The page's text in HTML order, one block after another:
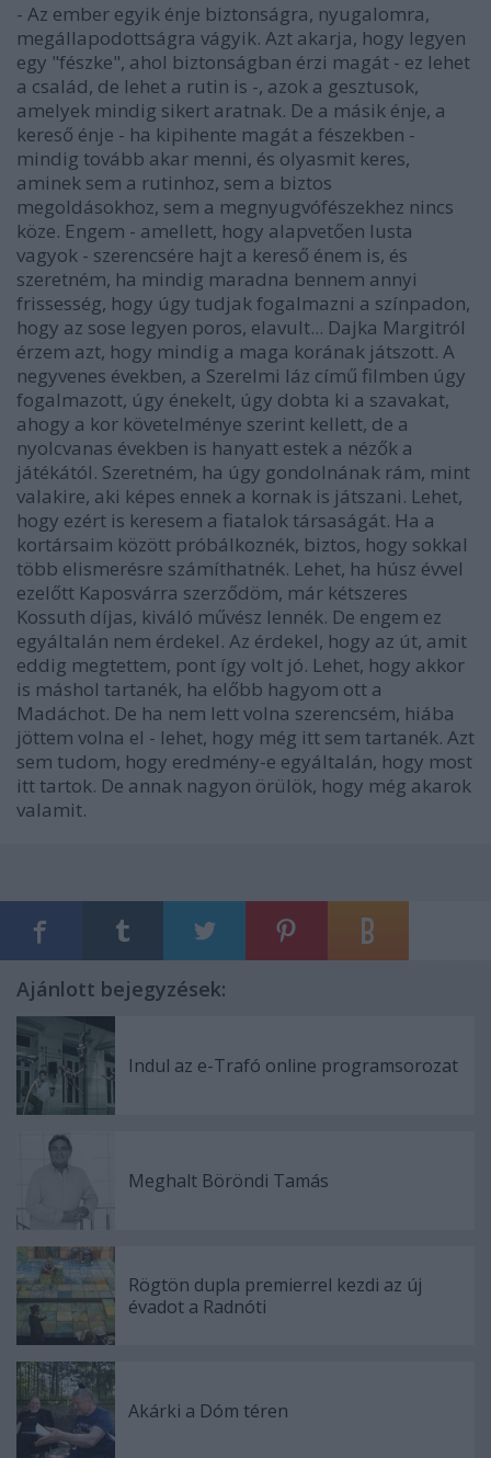
- Az ember egyik énje biztonságra, nyugalomra,
megállapodottságra vágyik. Azt akarja, hogy legyen
egy "fészke", ahol biztonságban érzi magát - ez lehet
a család, de lehet a rutin is -, azok a gesztusok,
amelyek mindig sikert aratnak. De a másik énje, a
kereső énje - ha kipihente magát a fészekben -
mindig tovább akar menni, és olyasmit keres,
aminek sem a rutinhoz, sem a biztos
megoldásokhoz, sem a megnyugvófészekhez nincs
köze. Engem - amellett, hogy alapvetően lusta
vagyok - szerencsére hajt a kereső énem is, és
szeretném, ha mindig maradna bennem annyi
frissesség, hogy úgy tudjak fogalmazni a színpadon,
hogy az sose legyen poros, elavult... Dajka Margitról
érzem azt, hogy mindig a maga korának játszott. A
negyvenes években, a Szerelmi láz című filmben úgy
fogalmazott, úgy énekelt, úgy dobta ki a szavakat,
ahogy a kor követelménye szerint kellett, de a
nyolcvanas években is hanyatt estek a nézők a
játékától. Szeretném, ha úgy gondolnának rám, mint
valakire, aki képes ennek a kornak is játszani. Lehet,
hogy ezért is keresem a fiatalok társaságát. Ha a
kortársaim között próbálkoznék, biztos, hogy sokkal
több elismerésre számíthatnék. Lehet, ha húsz évvel
ezelőtt Kaposvárra szerződöm, már kétszeres
Kossuth díjas, kiváló művész lennék. De engem ez
egyáltalán nem érdekel. Az érdekel, hogy az út, amit
eddig megtettem, pont így volt jó. Lehet, hogy akkor
is máshol tartanék, ha előbb hagyom ott a
Madáchot. De ha nem lett volna szerencsém, hiába
jöttem volna el - lehet, hogy még itt sem tartanék. Azt
sem tudom, hogy eredmény-e egyáltalán, hogy most
itt tartok. De annak nagyon örülök, hogy még akarok
valamit.
Ajánlott bejegyzések:
Indul az e-Trafó online programsorozat
Meghalt Böröndi Tamás
Rögtön dupla premierrel kezdi az új
évadot a Radnóti
Akárki a Dóm téren